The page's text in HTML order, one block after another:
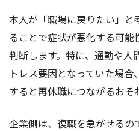
本人が「職場に戻りたい」と
ることで症状が悪化する可
判断します。特に、通勤や人
トレス要因となっていた場
すると再休職につながるおそ
企業側は、復職を急がせる